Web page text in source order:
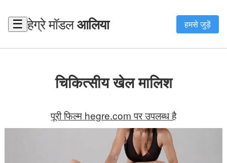
☰ हेग्रे मॉडलआलिया हमसे जुड़ें
चिकित्सीय खेल मालिश
पूरी फिल्म hegre.com पर उपलब्ध है